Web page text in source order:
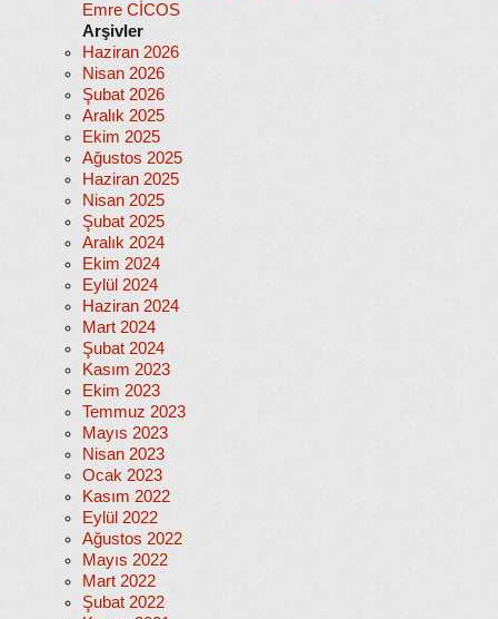
Emre CİCOS
Arşivler
Haziran 2026
Nisan 2026
Şubat 2026
Aralık 2025
Ekim 2025
Ağustos 2025
Haziran 2025
Nisan 2025
Şubat 2025
Aralık 2024
Ekim 2024
Eylül 2024
Haziran 2024
Mart 2024
Şubat 2024
Kasım 2023
Ekim 2023
Temmuz 2023
Mayıs 2023
Nisan 2023
Ocak 2023
Kasım 2022
Eylül 2022
Ağustos 2022
Mayıs 2022
Mart 2022
Şubat 2022